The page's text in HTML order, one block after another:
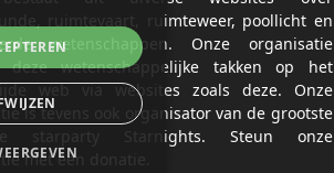
ruimtevaart, ruimteweer, poollicht en
wetenschappen. Onze organisatie
deze wetenschappelijke takken op het
web via websites zoals deze. Onze
is tevens ook organisator van de grootste
starparty Starnights. Steun onze
met een donatie.